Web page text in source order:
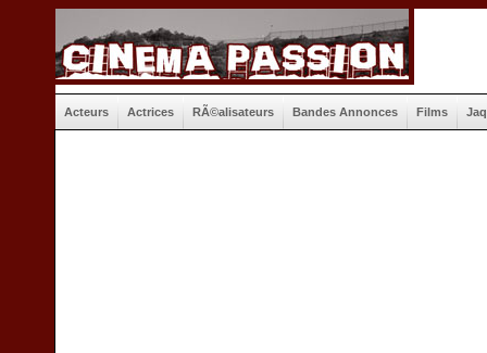
Acteurs Actrices RÃ©alisateurs Bandes Annonces Films